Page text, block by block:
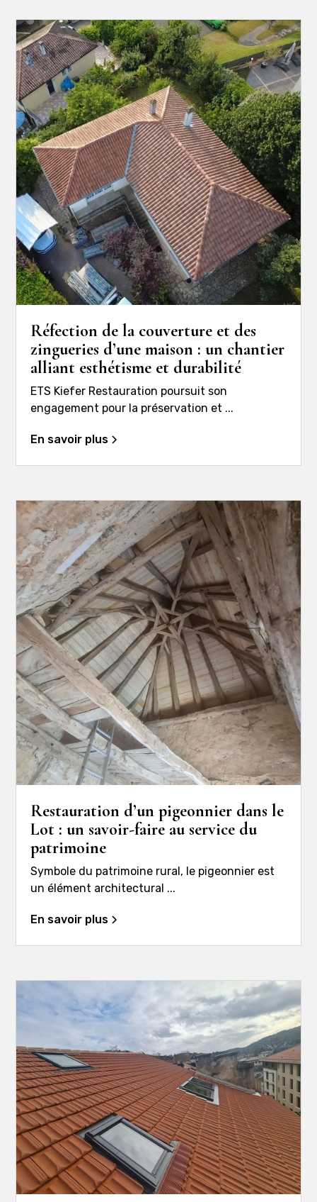
Réfection de la couverture et des
zingueries d’une maison : un chantier
alliant esthétisme et durabilité
ETS Kiefer Restauration poursuit son
engagement pour la préservation et ...
En savoir plus
Restauration d’un pigeonnier dans le
Lot : un savoir-faire au service du
patrimoine
Symbole du patrimoine rural, le pigeonnier est
un élément architectural ...
En savoir plus